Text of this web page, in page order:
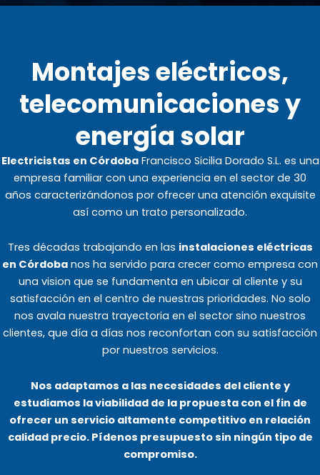
Montajes eléctricos,
telecomunicaciones y
energía solar
Electricistas en CórdobaFrancisco Sicilia Dorado S.L. es una
empresa familiar con una experiencia en el sector de 30
años caracterizándonos por ofrecer una atención exquisite
así como un trato personalizado.
Tres décadas trabajando en las instalaciones eléctricas
en Córdoba nos ha servido para crecer como empresa con
una vision que se fundamenta en ubicar al cliente y su
satisfacción en el centro de nuestras prioridades. No solo
nos avala nuestra trayectoria en el sector sino nuestros
clientes, que día a días nos reconfortan con su satisfacción
por nuestros servicios.
Nos adaptamos a las necesidades del cliente y
estudiamos la viabilidad de la propuesta con el fin de
ofrecer un servicio altamente competitivo en relación
calidad precio. Pídenos presupuesto sin ningún tipo de
compromiso.